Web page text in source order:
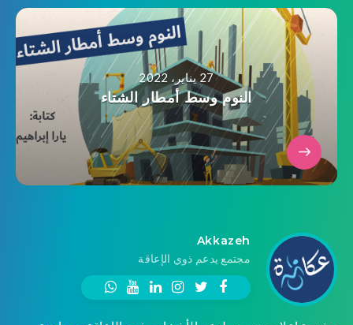
27 يناير، 2022
النوم وسط أمطار الشتاء
Akkazeh
مجتمع يدعم ذوي الإعاقة